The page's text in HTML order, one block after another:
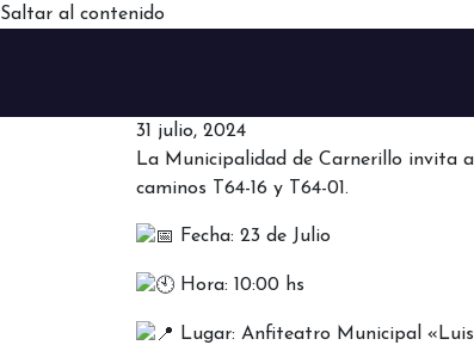
Saltar al contenido
31 julio, 2024
La Municipalidad de Carnerillo invita
caminos T64-16 y T64-01.
Fecha: 23 de Julio
Hora: 10:00 hs
Lugar: Anfiteatro Municipal